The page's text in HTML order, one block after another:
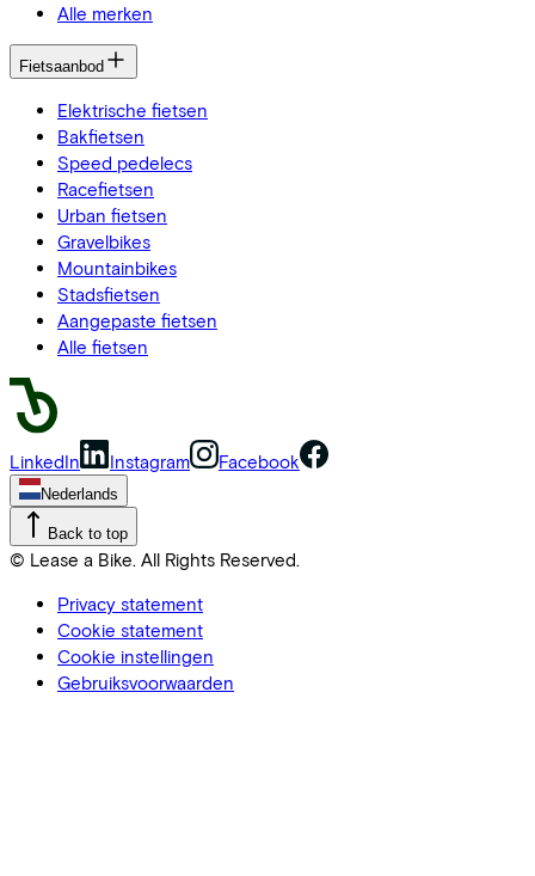
Alle merken
Fietsaanbod
Elektrische fietsen
Bakfietsen
Speed pedelecs
Racefietsen
Urban fietsen
Gravelbikes
Mountainbikes
Stadsfietsen
Aangepaste fietsen
Alle fietsen
LinkedIn Instagram Facebook
Nederlands
Back to top
© Lease a Bike. All Rights Reserved.
Privacy statement
Cookie statement
Cookie instellingen
Gebruiksvoorwaarden